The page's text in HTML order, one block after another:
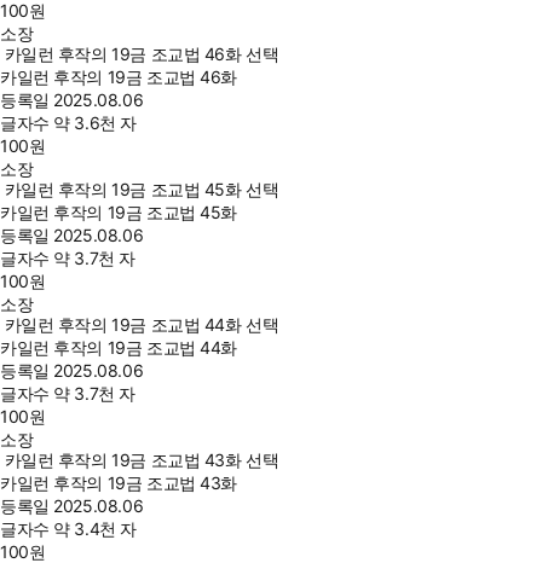
100원
소장
카일런 후작의 19금 조교법 46화 선택
카일런 후작의 19금 조교법 46화
등록일 2025.08.06
글자수 약 3.6천 자
100원
소장
카일런 후작의 19금 조교법 45화 선택
카일런 후작의 19금 조교법 45화
등록일 2025.08.06
글자수 약 3.7천 자
100원
소장
카일런 후작의 19금 조교법 44화 선택
카일런 후작의 19금 조교법 44화
등록일 2025.08.06
글자수 약 3.7천 자
100원
소장
카일런 후작의 19금 조교법 43화 선택
카일런 후작의 19금 조교법 43화
등록일 2025.08.06
글자수 약 3.4천 자
100원